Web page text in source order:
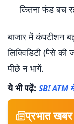
कितना फंड बच
बाजार में कंपटीशन
लिक्विडिटी (पैसे की
पीछे न भागें.
ये भी पढ़ें: SBI ATM में
प्रभात खबर